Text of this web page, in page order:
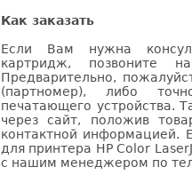
Как заказать
Если Вам нужна
картридж, позвоните
Предварительно,
(партномер), либо
печатающего устройства.
через сайт, положив
контактной информацией.
для принтера HP Color
с нашим менеджером по